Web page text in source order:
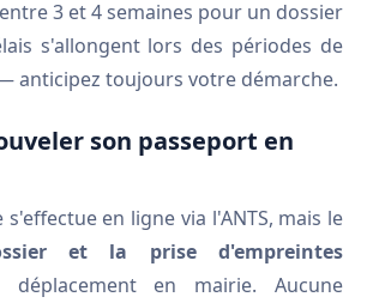
3 et 4 semaines pour un dossier
s'allongent lors des périodes de
anticipez toujours votre démarche.
son passeport en
s'effectue en ligne via l'ANTS, mais le
et la prise d'empreintes
déplacement en mairie. Aucune